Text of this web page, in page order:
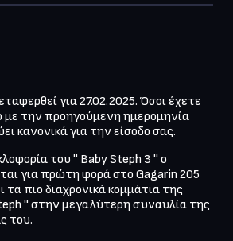
για 27.02.2025. Όσοι έχετε
με την προηγούμενη ημερομηνία
κανονικά για την είσοδο σας.
του '' Baby Steph 3 '' o
για πρώτη φορά στο Gagarin 205
τα πιο διαχρονικά κομμάτια της
'' στην μεγαλύτερη συναυλία της
του.